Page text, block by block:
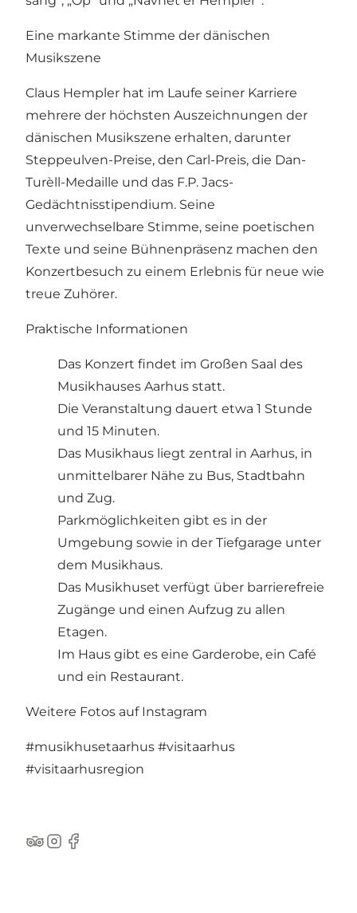
Eine markante Stimme der dänischen
Musikszene
Claus Hempler hat im Laufe seiner Karriere
mehrere der höchsten Auszeichnungen der
dänischen Musikszene erhalten, darunter
Steppeulven-Preise, den Carl-Preis, die Dan-
Turèll-Medaille und das F.P. Jacs-
Gedächtnisstipendium. Seine
unverwechselbare Stimme, seine poetischen
Texte und seine Bühnenpräsenz machen den
Konzertbesuch zu einem Erlebnis für neue wie
treue Zuhörer.
Praktische Informationen
Das Konzert findet im Großen Saal des
Musikhauses Aarhus statt.
Die Veranstaltung dauert etwa 1 Stunde
und 15 Minuten.
Das Musikhaus liegt zentral in Aarhus, in
unmittelbarer Nähe zu Bus, Stadtbahn
und Zug.
Parkmöglichkeiten gibt es in der
Umgebung sowie in der Tiefgarage unter
dem Musikhaus.
Das Musikhuset verfügt über barrierefreie
Zugänge und einen Aufzug zu allen
Etagen.
Im Haus gibt es eine Garderobe, ein Café
und ein Restaurant.
Weitere Fotos auf Instagram
#musikhusetaarhus #visitaarhus
#visitaarhusregion
TripAdvisor
Instagram
Facebook